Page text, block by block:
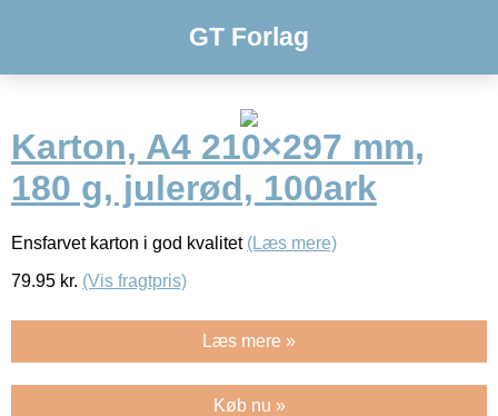
GT Forlag
Karton, A4 210×297 mm,
180 g, julerød, 100ark
Ensfarvet karton i god kvalitet (Læs mere)
79.95 kr. (Vis fragtpris)
Læs mere »
Køb nu »